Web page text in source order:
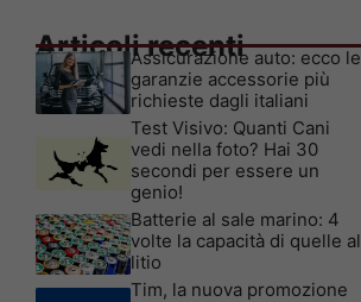
Articoli recenti
Assicurazione auto: ecco le
garanzie accessorie più
richieste dagli italiani
Test Visivo: Quanti Cani
vedi nella foto? Hai 30
secondi per essere un
genio!
Batterie al sale marino: 4
volte la capacità di quelle al
litio
Tim, la nuova promozione